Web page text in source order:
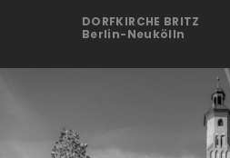
DORFKIRCHE BRITZ
Berlin-Neukölln